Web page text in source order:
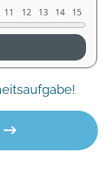
11 12 13 14 15